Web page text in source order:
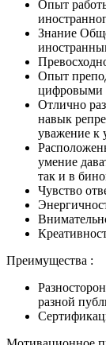
Опыт
Знание
Опыт
цифровыми
Отлично
навык
уважение к
умение
так и в
Чувство
Преимущества :
разной